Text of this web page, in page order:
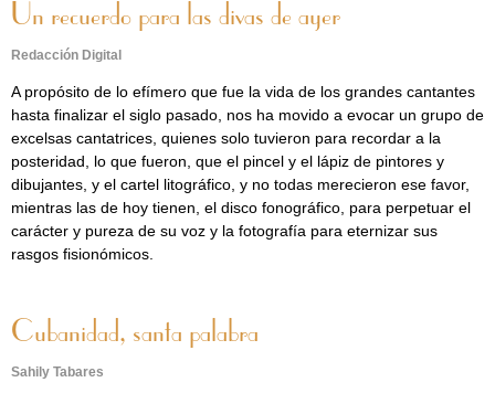
Un recuerdo para las divas de ayer
Redacción Digital
A propósito de lo efímero que fue la vida de los grandes cantantes
hasta finalizar el siglo pasado, nos ha movido a evocar un grupo de
excelsas cantatrices, quienes solo tuvieron para recordar a la
posteridad, lo que fueron, que el pincel y el lápiz de pintores y
dibujantes, y el cartel litográfico, y no todas merecieron ese favor,
mientras las de hoy tienen, el disco fonográfico, para perpetuar el
carácter y pureza de su voz y la fotografía para eternizar sus
rasgos fisionómicos.
Cubanidad, santa palabra
Sahily Tabares